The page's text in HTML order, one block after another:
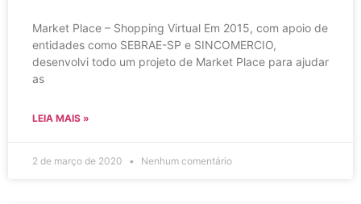
Market Place – Shopping Virtual Em 2015, com apoio de
entidades como SEBRAE-SP e SINCOMERCIO,
desenvolvi todo um projeto de Market Place para ajudar
as
LEIA MAIS »
2 de março de 2020 Nenhum comentário